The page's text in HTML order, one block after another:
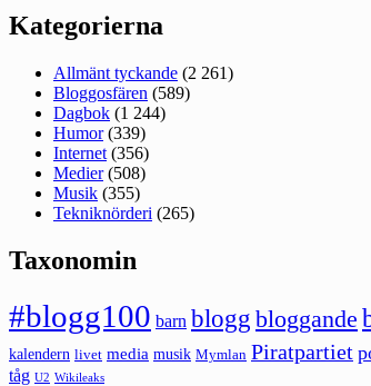
Kategorierna
Allmänt tyckande (2 261)
Bloggosfären (589)
Dagbok (1 244)
Humor(339)
Internet (356)
Medier(508)
Musik (355)
Tekniknörderi (265)
Taxonomin
#blogg100 barn blogg bloggande
kalendern livet media musik Mymlan Piratpartiet
tåg U2 Wikileaks